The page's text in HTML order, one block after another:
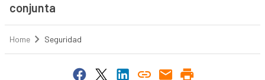
conjunta
Home Seguridad